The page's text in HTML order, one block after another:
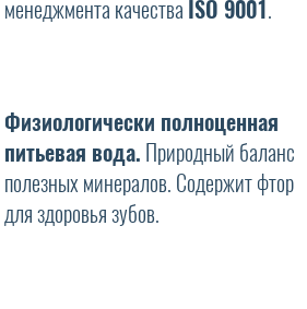
менеджмента качества ISO 9001.
Физиологически полноценная
питьевая вода. Природный баланс
полезных минералов. Содержит фтор
для здоровья зубов.